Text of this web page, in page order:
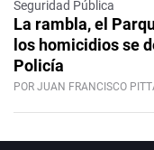
Seguridad Pública
La rambla, el
los homicidios se
Policía
POR JUAN FRANCISCO